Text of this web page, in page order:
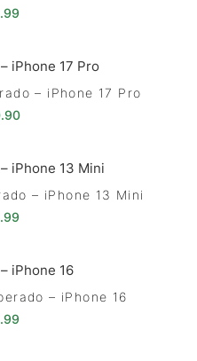
– iPhone 17 Pro
– iPhone 13 Mini
– iPhone 16